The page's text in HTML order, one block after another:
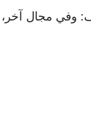
وفي مجال آخر،